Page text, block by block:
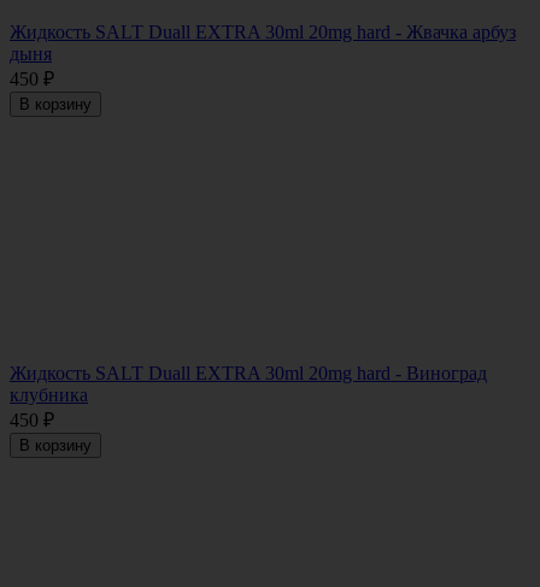
Жидкость SALT Duall EXTRA 30ml 20mg hard - Жвачка арбуз
дыня
450 ₽
В корзину
Жидкость SALT Duall EXTRA 30ml 20mg hard - Виноград
клубника
450 ₽
В корзину